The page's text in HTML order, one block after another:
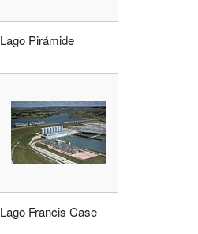
Lago Pirámide
Lago Francis Case